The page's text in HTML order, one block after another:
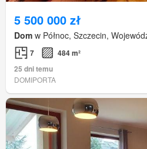
5 500 000 zł
Dom w Północ, Szczecin,
7
484 m²
25 dni temu
DOMIPORTA